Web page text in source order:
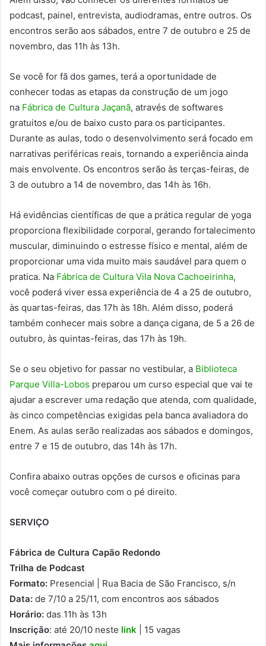
podcast, painel, entrevista, audiodramas, entre outros. Os
encontros serão aos sábados, entre 7 de outubro e 25 de
novembro, das 11h às 13h.
Se você for fã dos games, terá a oportunidade de
conhecer todas as etapas da construção de um jogo
na Fábrica de Cultura Jaçanã, através de softwares
gratuitos e/ou de baixo custo para os participantes.
Durante as aulas, todo o desenvolvimento será focado em
narrativas periféricas reais, tornando a experiência ainda
mais envolvente. Os encontros serão às terças-feiras, de
3 de outubro a 14 de novembro, das 14h às 16h.
Há evidências científicas de que a prática regular de yoga
proporciona flexibilidade corporal, gerando fortalecimento
muscular, diminuindo o estresse físico e mental, além de
proporcionar uma vida muito mais saudável para quem o
pratica. Na Fábrica de Cultura Vila Nova Cachoeirinha,
você poderá viver essa experiência de 4 a 25 de outubro,
às quartas-feiras, das 17h às 18h. Além disso, poderá
também conhecer mais sobre a dança cigana, de 5 a 26 de
outubro, às quintas-feiras, das 17h às 19h.
Se o seu objetivo for passar no vestibular, a Biblioteca
Parque Villa-Lobos preparou um curso especial que vai te
ajudar a escrever uma redação que atenda, com qualidade,
às cinco competências exigidas pela banca avaliadora do
Enem. As aulas serão realizadas aos sábados e domingos,
entre 7 e 15 de outubro, das 14h às 17h.
Confira abaixo outras opções de cursos e oficinas para
você começar outubro com o pé direito.
SERVIÇO
Fábrica de Cultura Capão Redondo
Trilha de Podcast
Formato: Presencial | Rua Bacia de São Francisco, s/n
Data: de 7/10 a 25/11, com encontros aos sábados
Horário: das 11h às 13h
Inscrição: até 20/10 neste link | 15 vagas